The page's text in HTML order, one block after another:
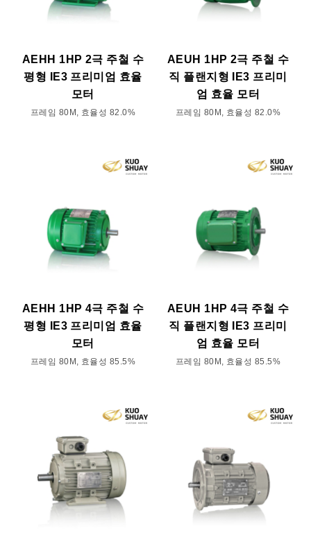
AEHH 1HP 2극 주철 수
평형 IE3 프리미엄 효율
모터
프레임 80M, 효율성 82.0%
AEUH 1HP 2극 주철 수
직 플랜지형 IE3 프리미
엄 효율 모터
프레임 80M, 효율성 82.0%
AEHH 1HP 4극 주철 수
평형 IE3 프리미엄 효율
모터
프레임 80M, 효율성 85.5%
AEUH 1HP 4극 주철 수
직 플랜지형 IE3 프리미
엄 효율 모터
프레임 80M, 효율성 85.5%